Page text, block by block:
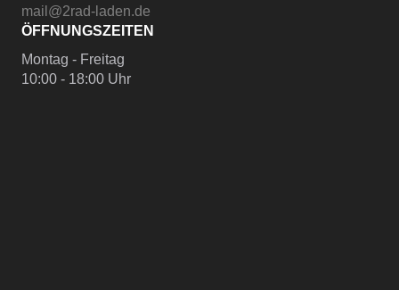
mail@2rad-laden.de
ÖFFNUNGSZEITEN
Montag - Freitag
10:00 - 18:00 Uhr